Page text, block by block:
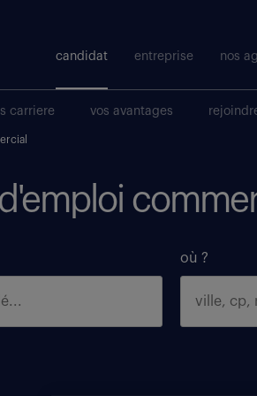
candidat entreprise nos
carriere vos avantages
où ?